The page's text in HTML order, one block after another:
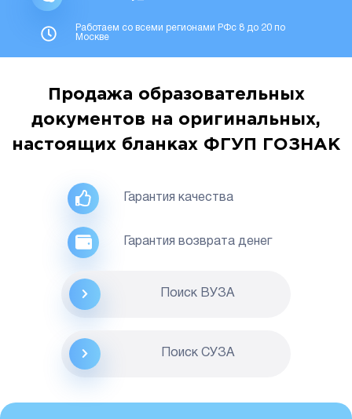
Работаем со всеми регионами РФс 8 до 20 по
Москве
Продажа образовательных
документов на оригинальных,
настоящих бланках ФГУП ГОЗНАК
Гарантия качества
Гарантия возврата денег
Поиск ВУЗА
Поиск CУЗА